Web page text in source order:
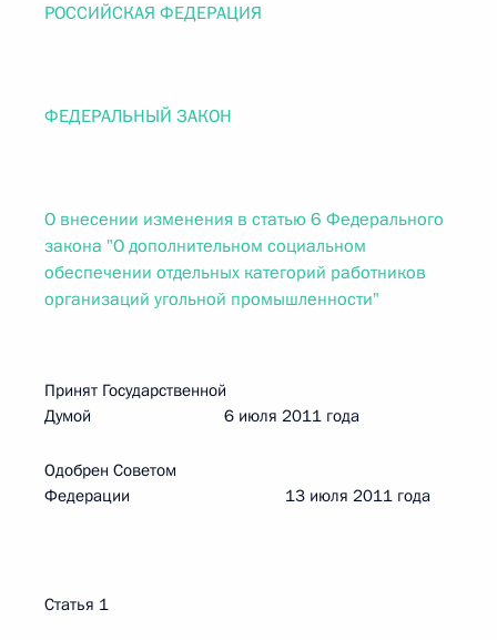
РОССИЙСКАЯ ФЕДЕРАЦИЯ
ФЕДЕРАЛЬНЫЙ ЗАКОН
О внесении изменения в статью 6 Федерального
закона "О дополнительном социальном
обеспечении отдельных категорий работников
организаций угольной промышленности"
Принят Государственной
Думой 6 июля 2011 года
Одобрен Советом
Федерации 13 июля 2011 года
Статья 1